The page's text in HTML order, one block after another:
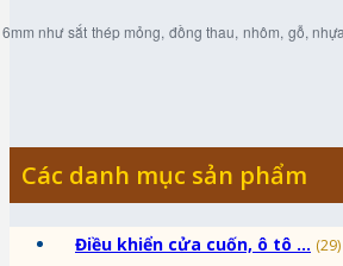
như sắt thép mỏng, đồng thau, nhôm, gỗ,
Các danh mục sản phẩm
Điều khiển cửa cuốn, ô tô ... (29)